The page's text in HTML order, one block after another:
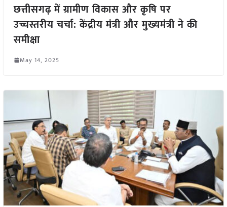
छत्तीसगढ़ में ग्रामीण विकास और कृषि पर
उच्चस्तरीय चर्चा: केंद्रीय मंत्री और मुख्यमंत्री ने की
समीक्षा
May 14, 2025